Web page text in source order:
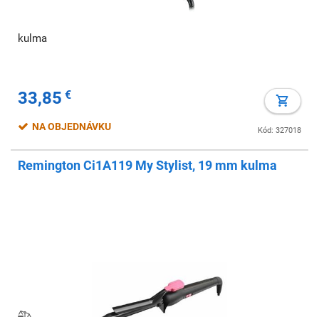
kulma
33,85 €
Kód: 327018
NA OBJEDNÁVKU
Remington Ci1A119 My Stylist, 19 mm kulma